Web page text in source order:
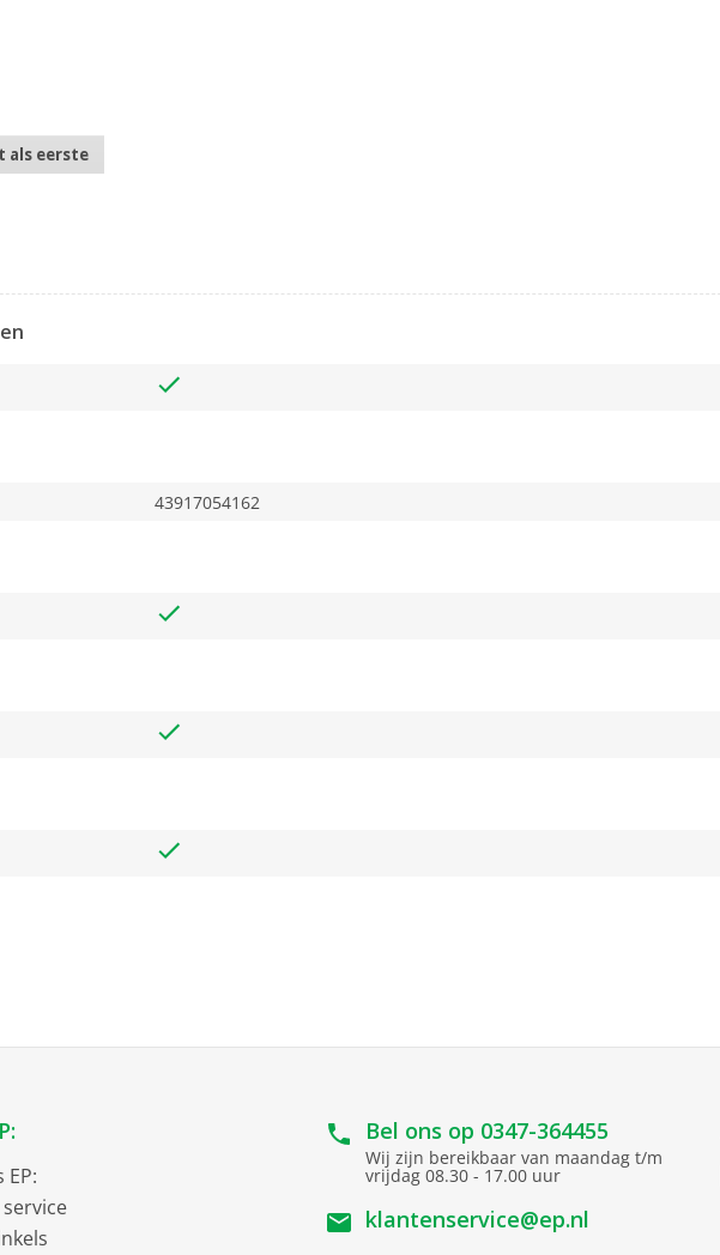
als eerste
43917054162
EP:
Bel ons op 0347-364455
Wij zijn bereikbaar van maandag t/m
vrijdag 08.30 - 17.00 uur
klantenservice@ep.nl